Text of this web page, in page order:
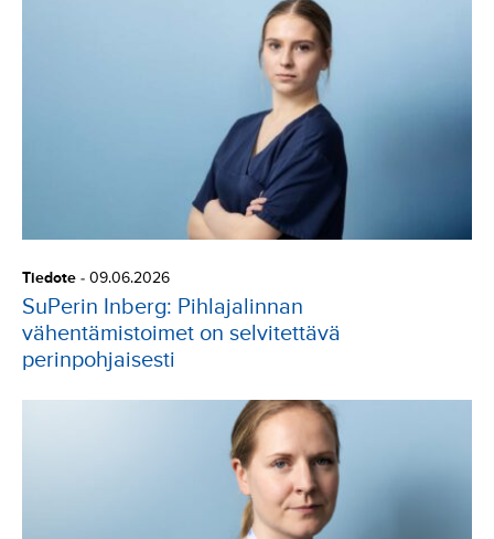
Tiedote - 09.06.2026
SuPerin Inberg: Pihlajalinnan
vähentämistoimet on selvitettävä
perinpohjaisesti